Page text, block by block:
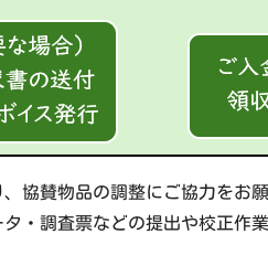
協賛物品の調整にご協力をお願
タ・調査票などの提出や校正作